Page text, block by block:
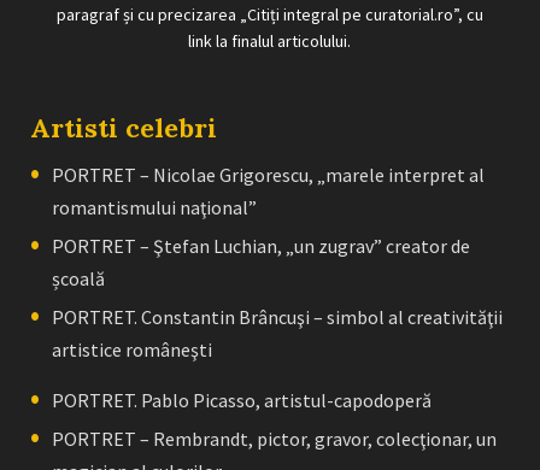
paragraf și cu precizarea „Citiți integral pe curatorial.ro”, cu
link la finalul articolului.
Artisti celebri
PORTRET – Nicolae Grigorescu, „marele interpret al
romantismului naţional”
PORTRET – Ştefan Luchian, „un zugrav” creator de
școală
PORTRET. Constantin Brâncuşi – simbol al creativităţii
artistice româneşti
PORTRET. Pablo Picasso, artistul-capodoperă
PORTRET – Rembrandt, pictor, gravor, colecţionar, un